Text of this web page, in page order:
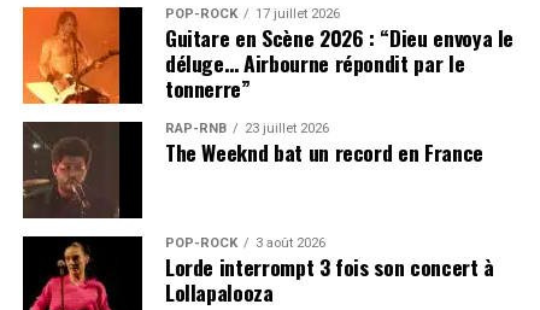
POP-ROCK 17 juillet 2026
Guitare en Scène 2026 : “Dieu envoya le
déluge… Airbourne répondit par le
tonnerre”
RAP-RNB 23 juillet 2026
The Weeknd bat un record en France
POP-ROCK 3 août 2026
Lorde interrompt 3 fois son concert à
Lollapalooza